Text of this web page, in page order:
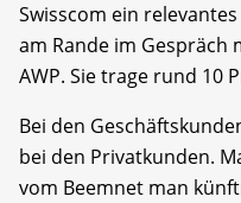
Swisscom ein
am Rande im
AWP. Sie trage rund 10
Bei den
bei den Privatkunden.
vom Beemnet man